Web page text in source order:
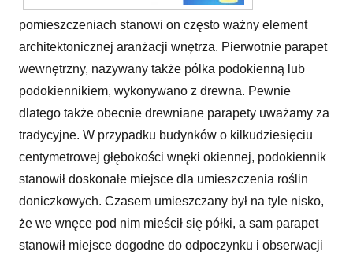
pomieszczeniach stanowi on często ważny element
architektonicznej aranżacji wnętrza. Pierwotnie parapet
wewnętrzny, nazywany także pólka podokienną lub
podokiennikiem, wykonywano z drewna. Pewnie
dlatego także obecnie drewniane parapety uważamy za
tradycyjne. W przypadku budynków o kilkudziesięciu
centymetrowej głębokości wnęki okiennej, podokiennik
stanowił doskonałe miejsce dla umieszczenia roślin
doniczkowych. Czasem umieszczany był na tyle nisko,
że we wnęce pod nim mieścił się półki, a sam parapet
stanowił miejsce dogodne do odpoczynku i obserwacji